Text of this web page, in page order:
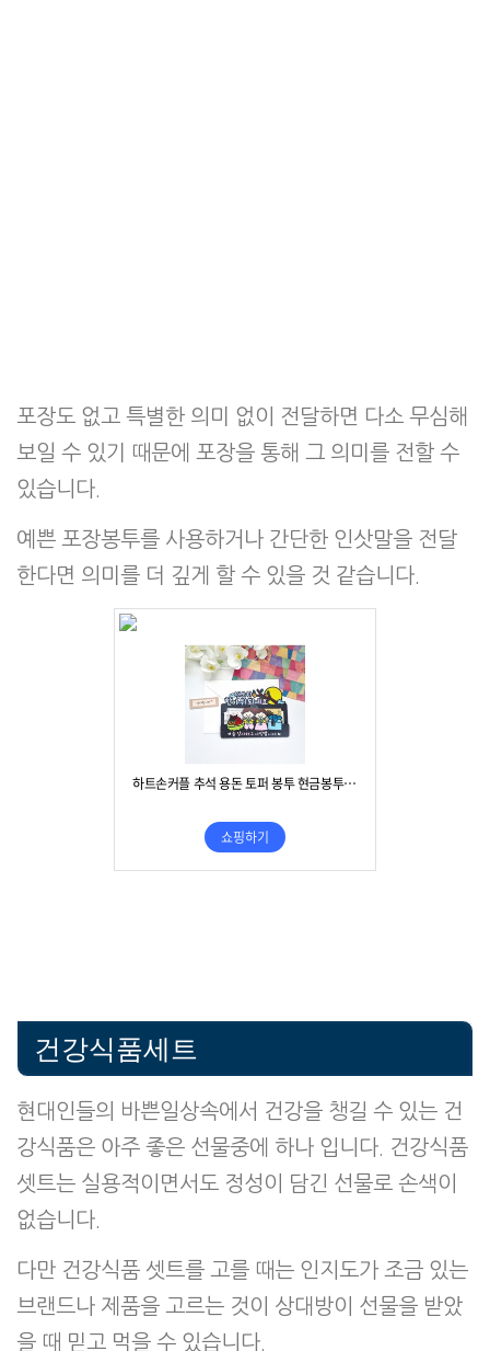
포장도 없고 특별한 의미 없이 전달하면 다소 무심해
보일 수 있기 때문에 포장을 통해 그 의미를 전할 수
있습니다.
예쁜 포장봉투를 사용하거나 간단한 인삿말을 전달
한다면 의미를 더 깊게 할 수 있을 것 같습니다.
건강식품세트
현대인들의 바쁜일상속에서 건강을 챙길 수 있는 건
강식품은 아주 좋은 선물중에 하나 입니다. 건강식품
셋트는 실용적이면서도 정성이 담긴 선물로 손색이
없습니다.
다만 건강식품 셋트를 고를 때는 인지도가 조금 있는
브랜드나 제품을 고르는 것이 상대방이 선물을 받았
을 때 믿고 먹을 수 있습니다.